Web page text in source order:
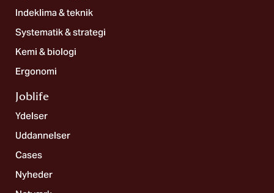
Indeklima & teknik
Systematik & strategi
Kemi & biologi
Ergonomi
Joblife​
Ydelser
Uddannelser
Cases
Nyheder